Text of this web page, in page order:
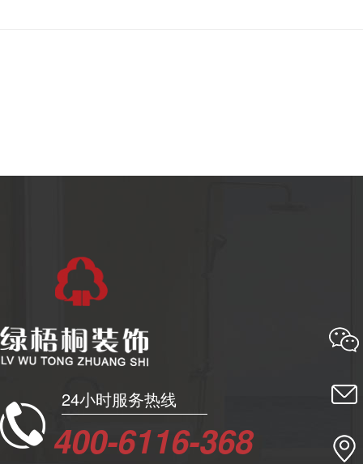
24小时服务热线
400-6116-368